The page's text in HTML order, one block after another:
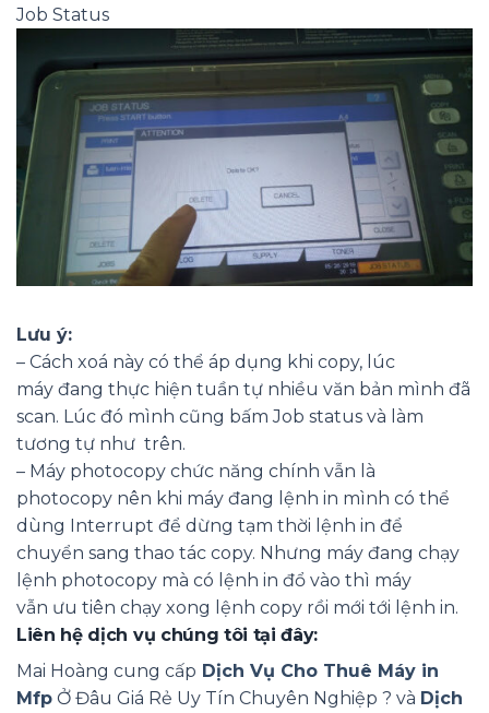
Job Status
Lưu ý:
– Cách xoá này có thể áp dụng khi copy, lúc
máy đang thực hiện tuần tự nhiều văn bản mình đã
scan. Lúc đó mình cũng bấm Job status và làm
tương tự như trên.
– Máy photocopy chức năng chính vẫn là
photocopy nên khi máy đang lệnh in mình có thể
dùng Interrupt để dừng tạm thời lệnh in để
chuyển sang thao tác copy. Nhưng máy đang chạy
lệnh photocopy mà có lệnh in đổ vào thì máy
vẫn ưu tiên chạy xong lệnh copy rồi mới tới lệnh in.
Liên hệ dịch vụ chúng tôi tại đây:
Mai Hoàng cung cấp Dịch Vụ Cho Thuê Máy in
Mfp Ở Đâu Giá Rẻ Uy Tín Chuyên Nghiệp ? và Dịch